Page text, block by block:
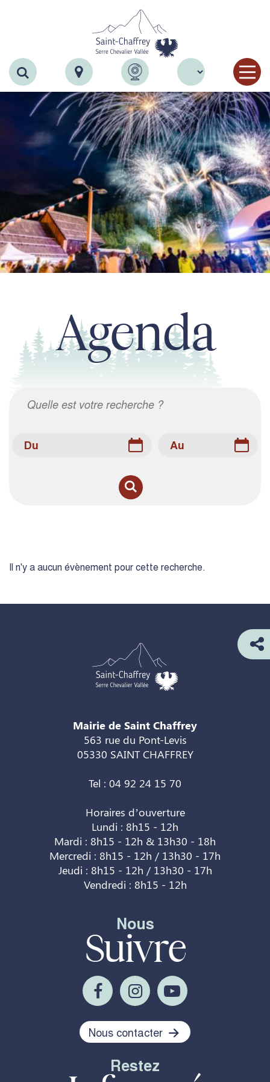
Recherche
Agenda
Il n'y a aucun évènement pour cette recherche.
Mairie de Saint Chaffrey
563 rue du Pont-Levis
05330 SAINT CHAFFREY
Tel : 04 92 24 15 70
Horaires d’ouverture
Lundi : 8h15 - 12h
Mardi : 8h15 - 12h & 13h30 - 18h
Mercredi : 8h15 - 12h / 13h30 - 17h
Jeudi : 8h15 - 12h / 13h30 - 17h
Vendredi : 8h15 - 12h
Nous
Suivre
Nous contacter
Restez